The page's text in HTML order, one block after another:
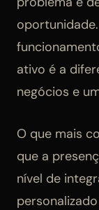
ativo é a
negócios e
O que mais
que a
nível de